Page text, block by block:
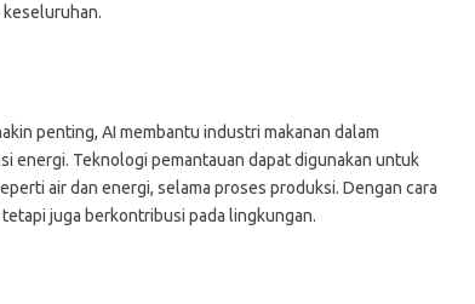
penting, AI membantu industri makanan dalam
energi. Teknologi pemantauan dapat digunakan untuk
air dan energi, selama proses produksi. Dengan cara
juga berkontribusi pada lingkungan.